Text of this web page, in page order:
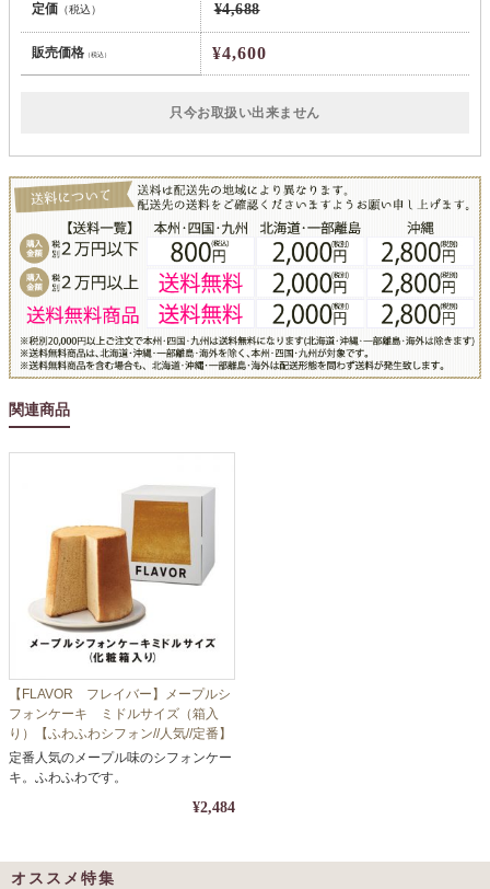
定価（税込） ¥4,688
販売価格（税込） ¥4,600
只今お取扱い出来ません
関連商品
【FLAVOR フレイバー】メープルシ
フォンケーキ ミドルサイズ（箱入
り）【ふわふわシフォン//人気//定番】
定番人気のメープル味のシフォンケー
キ。ふわふわです。
¥2,484
オススメ特集